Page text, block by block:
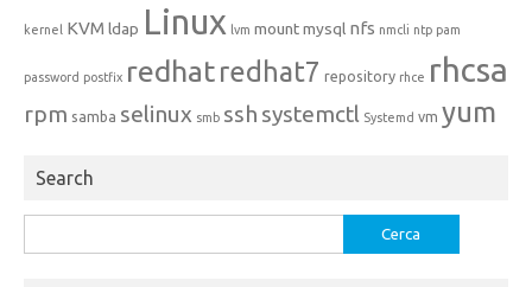
kernel KVM ldap Linux lvm mountmysql nfs nmcli ntp pam
password postfix redhatredhat7 repository rhce rhcsa
rpm samba selinux smb ssh systemctl Systemd vm yum
Search
per: